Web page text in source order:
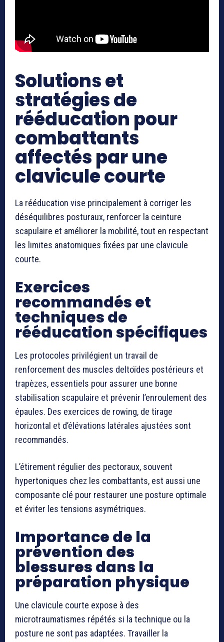
Solutions et
stratégies de
rééducation pour
combattants
affectés par une
clavicule courte
La rééducation vise principalement à corriger les
déséquilibres posturaux, renforcer la ceinture
scapulaire et améliorer la mobilité, tout en respectant
les limites anatomiques fixées par une clavicule
courte.
Exercices
recommandés et
techniques de
rééducation spécifiques
Les protocoles privilégient un travail de
renforcement des muscles deltoïdes postérieurs et
trapèzes, essentiels pour assurer une bonne
stabilisation scapulaire et prévenir l’enroulement des
épaules. Des exercices de rowing, de tirage
horizontal et d’élévations latérales ajustées sont
recommandés.
L’étirement régulier des pectoraux, souvent
hypertoniques chez les combattants, est aussi une
composante clé pour restaurer une posture optimale
et éviter les tensions asymétriques.
Importance de la
prévention des
blessures dans la
préparation physique
Une clavicule courte expose à des
microtraumatismes répétés si la technique ou la
posture ne sont pas adaptées. Travailler la